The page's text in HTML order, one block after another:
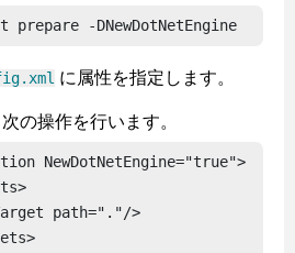
prepare -DNewDotNetEngine
に属性を指定します。
の操作を行います。
NewDotNetEngine="true">
path="."/>